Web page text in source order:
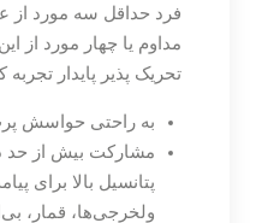
فرد حداقل سه مورد از
مداوم یا چهار مورد از
تحریک پذیر پایدار تجربه
به راحتی حواسش
مشارکت بیش از حد
پتانسیل بالا برای
ولخرجی‌ها، قمار،